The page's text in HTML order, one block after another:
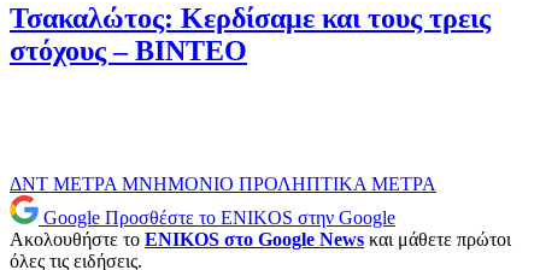
Τσακαλώτος: Κερδίσαμε και τους τρεις
στόχους – ΒΙΝΤΕΟ
ΔΝΤ ΜΕΤΡΑ ΜΝΗΜΟΝΙΟ ΠΡΟΛΗΠΤΙΚΑ ΜΕΤΡΑ
Google Προσθέστε το ENIKOS στην Google
Ακολουθήστε το ENIKOS στο Google News και μάθετε πρώτοι
όλες τις ειδήσεις.